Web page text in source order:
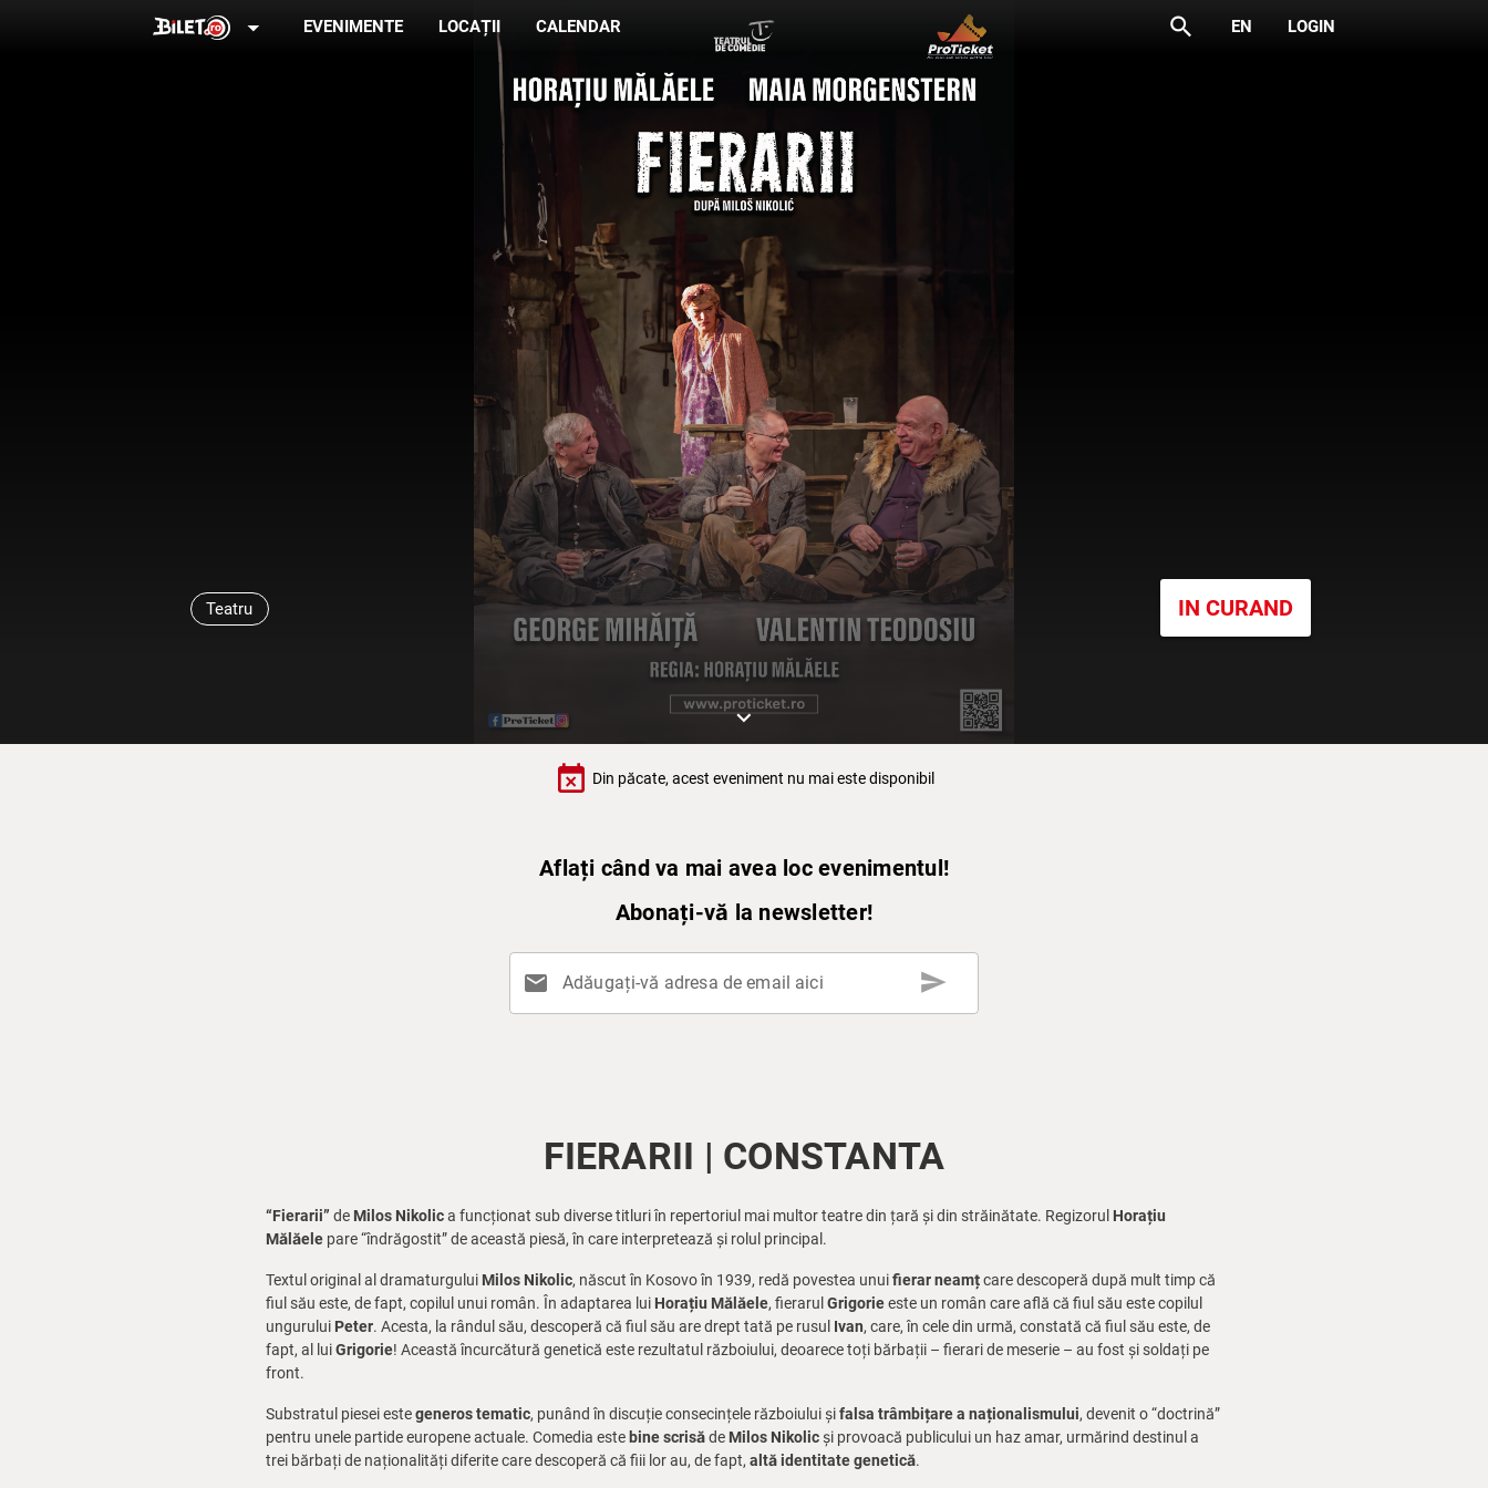
arrow_drop_down EVENIMENTE LOCAȚII CALENDAR search EN LOGIN
Teatru IN CURAND
keyboard_arrow_down
event_busy Din păcate, acest eveniment nu mai este disponibil
Aflați când va mai avea loc evenimentul!
Abonați-vă la newsletter!
mail Adăugați-vă adresa de email aici send
FIERARII | CONSTANTA
“Fierarii” de Milos Nikolica funcționat sub diverse titluri în repertoriul mai multor teatre din țară și din străinătate. Regizorul Horațiu
Mălăele pare “îndrăgostit” de această piesă, în care interpretează și rolul principal.
Textul original al dramaturgului Milos Nikolic, născut în Kosovo în 1939, redă povestea unuifierar neamțcare descoperă după mult timp că
fiul său este, de fapt, copilul unui român. În adaptarea lui Horațiu Mălăele, fierarul Grigorieeste un român care află că fiul său este copilul
ungurului Peter. Acesta, la rândul său, descoperă că fiul său are drept tată pe rusul Ivan, care, în cele din urmă, constată că fiul său este, de
fapt, al luiGrigorie! Această încurcătură genetică este rezultatul războiului, deoarece toți bărbații – fierari de meserie – au fost și soldați pe
front.
Substratul piesei estegeneros tematic, punând în discuție consecințele războiului șifalsa trâmbițare a naționalismului, devenit o “doctrină”
pentru unele partide europene actuale. Comedia este bine scrisăde Milos Nikolic și provoacă publicului un haz amar, urmărind destinul a
trei bărbați de naționalități diferite care descoperă că fiii lor au, de fapt, altă identitate genetică.